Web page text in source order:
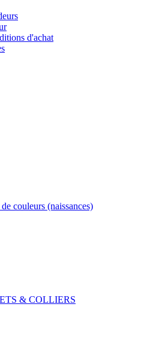
d'achat
couleurs (naissances)
& COLLIERS